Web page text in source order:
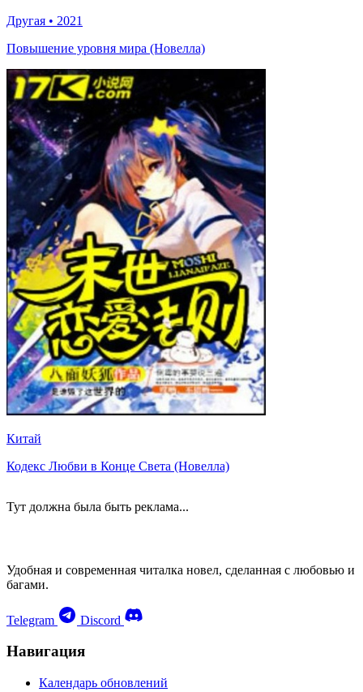
Другая • 2021
Повышение уровня мира (Новелла)
Китай
Кодекс Любви в Конце Света (Новелла)
Тут должна была быть реклама...
Удобная и современная читалка новел, сделанная с любовью и
багами.
Telegram Discord
Навигация
Календарь обновлений